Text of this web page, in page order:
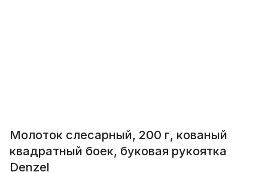
Молоток слесарный, 200 г, кованый
квадратный боек, буковая рукоятка
Denzel